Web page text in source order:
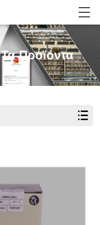
Προϊόντα